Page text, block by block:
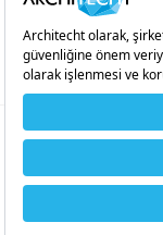
Bir
Copyright